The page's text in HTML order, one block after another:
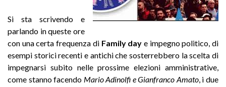
Si sta scrivendo e
parlando in queste ore
con una certa frequenza di Family day e impegno politico, di
esempi storici recenti e antichi che sosterrebbero la scelta di
impegnarsi subito nelle prossime elezioni amministrative,
come stanno facendo Mario Adinolfi e Gianfranco Amato, i due